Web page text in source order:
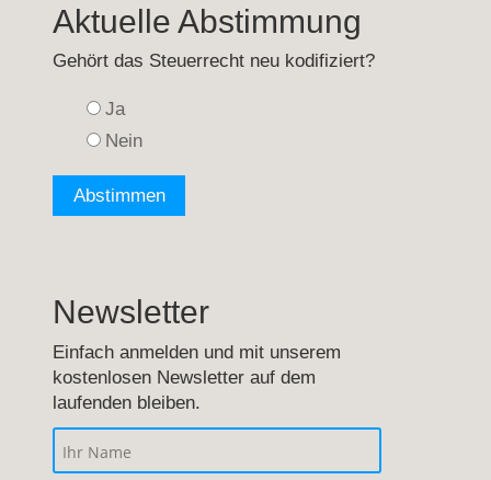
Aktuelle Abstimmung
Gehört das Steuerrecht neu kodifiziert?
Ja
Nein
Newsletter
Einfach anmelden und mit unserem
kostenlosen Newsletter auf dem
laufenden bleiben.